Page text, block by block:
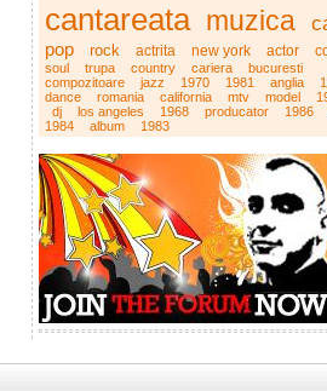
cantareata muzica
pop rock actrita new york actor
soul trupa country cariera
bucuresti
compozitoare
jazz 1970 1981 anglia
dance
romania california mtv model
dj
los angeles 1968 producator 1986
1984
album 1983